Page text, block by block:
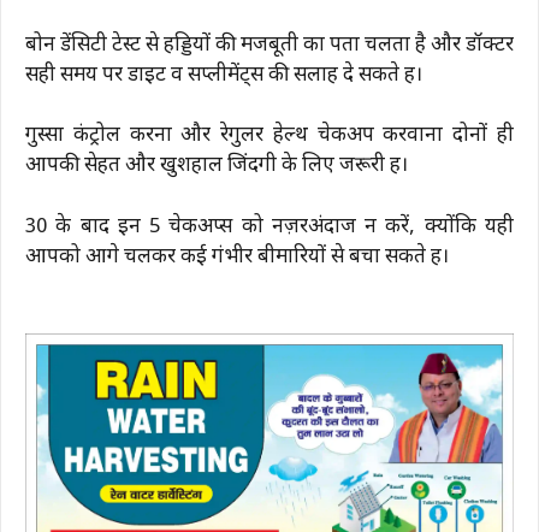
बोन डेंसिटी टेस्ट से हड्डियों की मजबूती का पता चलता है और डॉक्टर
सही समय पर डाइट व सप्लीमेंट्स की सलाह दे सकते हैं।
गुस्सा कंट्रोल करना और रेगुलर हेल्थ चेकअप करवाना दोनों ही
आपकी सेहत और खुशहाल जिंदगी के लिए जरूरी हैं।
30 के बाद इन 5 चेकअप्स को नज़रअंदाज न करें, क्योंकि यही
आपको आगे चलकर कई गंभीर बीमारियों से बचा सकते हैं।